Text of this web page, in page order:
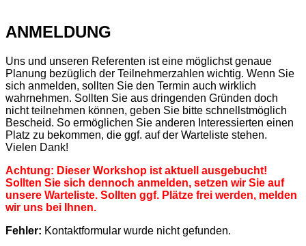
ANMELDUNG
Uns und unseren Referenten ist eine möglichst genaue
Planung bezüglich der Teilnehmerzahlen wichtig. Wenn Sie
sich anmelden, sollten Sie den Termin auch wirklich
wahrnehmen. Sollten Sie aus dringenden Gründen doch
nicht teilnehmen können, geben Sie bitte schnellstmöglich
Bescheid. So ermöglichen Sie anderen Interessierten einen
Platz zu bekommen, die ggf. auf der Warteliste stehen.
Vielen Dank!
Achtung: Dieser Workshop ist aktuell ausgebucht!
Sollten Sie sich dennoch anmelden, setzen wir Sie auf
unsere Warteliste. Sollten ggf. Plätze frei werden, melden
wir uns bei Ihnen.
Fehler: Kontaktformular wurde nicht gefunden.